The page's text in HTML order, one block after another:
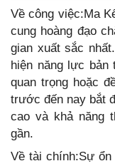
Về công việc:Ma
cung hoàng đạo
gian xuất sắc
hiện năng lực bản
quan trọng hoặc
trước đến nay bắt
cao và khả năng
gần.
Về tài chính:Sự